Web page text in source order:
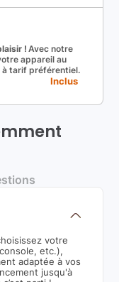
! Avec notre
appareil au
à tarif préférentiel.
Inclus
votre
etc.),
adaptée à vos
jusqu'à